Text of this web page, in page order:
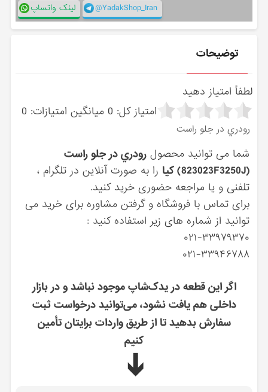
لینک واتساپ @YadakShop_Iran
توضیحات
لطفاً امتیاز دهید
امتیاز کل: 0 میانگین امتیازات: 0
رودري در جلو راست
شما می توانید محصولرودري در جلو راست
(823023F3250J) کیا
را به صورت آنلاین در تلگرام ،
تلفنی و یا مراجعه حضوری خرید کنید.
برای تماس با فروشگاه و گرفتن مشاوره برای خرید می
توانید از شماره های زیر استفاده کنید :
۰۲۱-۳۳۹۷۹۳۷۰
۰۲۱-۳۳۹۴۶۷۸۸
اگر این قطعه در یدک‌شاپ موجود نباشد و در بازار
داخلی هم یافت نشود، می‌توانید درخواست ثبت
سفارش بدهید تا از طریق واردات برایتان تأمین
کنیم
➔